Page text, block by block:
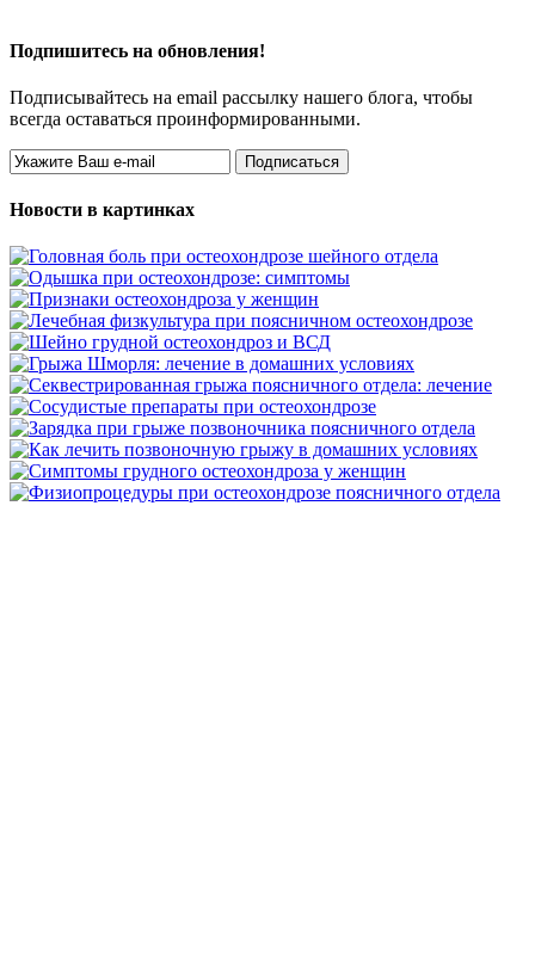
Подпишитесь на обновления!
Подписывайтесь на email рассылку нашего блога, чтобы
всегда оставаться проинформированными.
Новости в картинках